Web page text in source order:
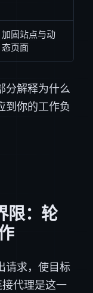
加固站点与动
态页面
分解释为什么
到你的工作负
限：轮
请求，使目标
代理是这一